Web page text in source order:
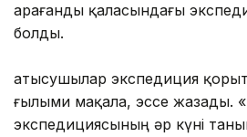
Қарағанды қаласындағы
болды.
Қатысушылар экспедиция
ғылыми мақала, эссе жазады.
экспедициясының әр күні